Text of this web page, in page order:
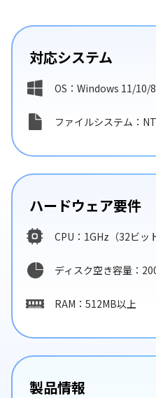
対応システム
OS：Windows 11/10/
ファイルシステム：
ハードウェア要件
CPU：1GHz（32ビッ
ディスク空き容量：
RAM：512MB以上
製品情報